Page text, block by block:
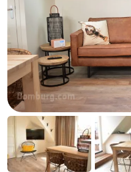
Webcam
Strand
Übernachten
Appartements
-
Park
Loverendale
Résidence
Campingplätze